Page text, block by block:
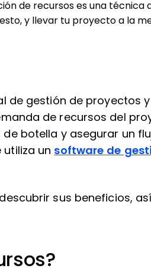
de recursos es una técnica
y llevar tu proyecto a la
de gestión de proyectos
de recursos del
botella y asegurar un
un software de
sus beneficios,